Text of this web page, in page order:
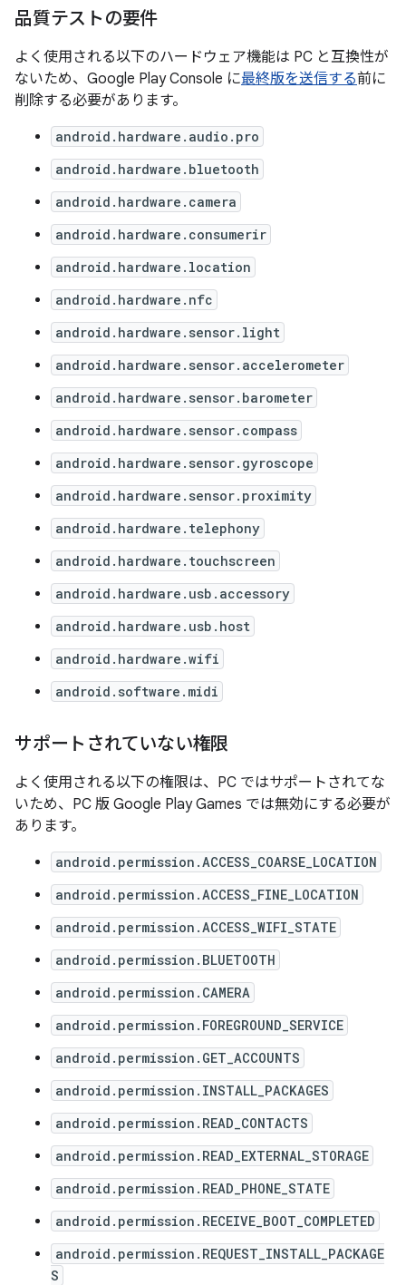
品質テストの要件
よく使用される以下のハードウェア機能は PC と互換性が
ないため、Google Play Console に最終版を送信する前に
削除する必要があります。
android.hardware.audio.pro
android.hardware.bluetooth
android.hardware.camera
android.hardware.consumerir
android.hardware.location
android.hardware.nfc
android.hardware.sensor.light
android.hardware.sensor.accelerometer
android.hardware.sensor.barometer
android.hardware.sensor.compass
android.hardware.sensor.gyroscope
android.hardware.sensor.proximity
android.hardware.telephony
android.hardware.touchscreen
android.hardware.usb.accessory
android.hardware.usb.host
android.hardware.wifi
android.software.midi
サポートされていない権限
よく使用される以下の権限は、PC ではサポートされてな
いため、PC 版 Google Play Games では無効にする必要が
あります。
android.permission.ACCESS_COARSE_LOCATION
android.permission.ACCESS_FINE_LOCATION
android.permission.ACCESS_WIFI_STATE
android.permission.BLUETOOTH
android.permission.CAMERA
android.permission.FOREGROUND_SERVICE
android.permission.GET_ACCOUNTS
android.permission.INSTALL_PACKAGES
android.permission.READ_CONTACTS
android.permission.READ_EXTERNAL_STORAGE
android.permission.READ_PHONE_STATE
android.permission.RECEIVE_BOOT_COMPLETED
android.permission.REQUEST_INSTALL_PACKAGE
S